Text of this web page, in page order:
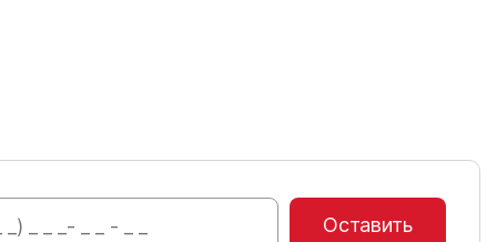
Оставить